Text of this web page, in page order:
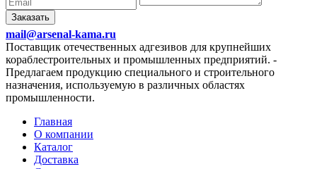
Заказать
mail@arsenal-kama.ru
Поставщик отечественных адгезивов для крупнейших
кораблестроительных и промышленных предприятий. -
Предлагаем продукцию специального и строительного
назначения, используемую в различных областях
промышленности.
Главная
О компании
Каталог
Доставка